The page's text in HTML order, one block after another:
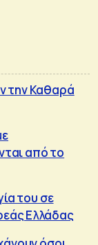
την Καθαρά
από το
του σε
Ελλάδας